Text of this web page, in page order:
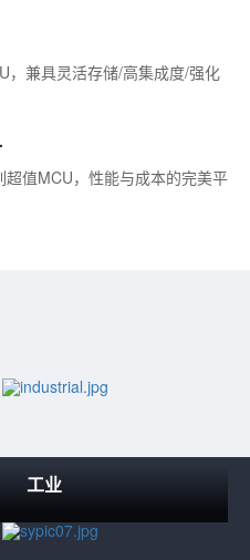
，兼具灵活存储/高集成度/强化
值MCU，性能与成本的完美平
工业